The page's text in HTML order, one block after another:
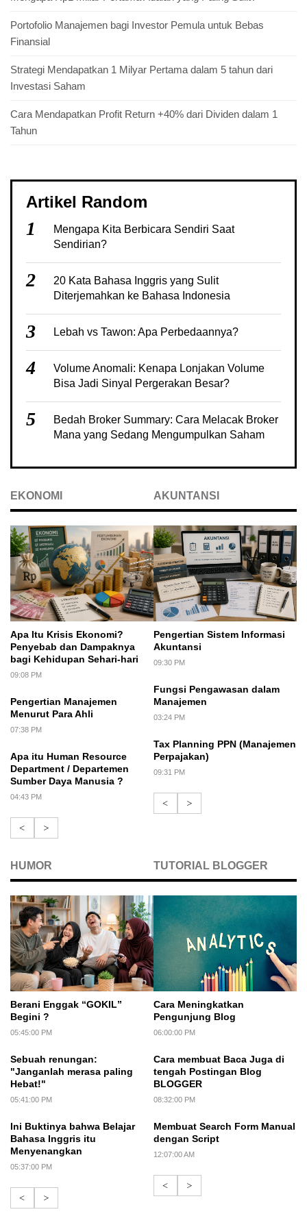
Portofolio Manajemen bagi Investor Pemula untuk Bebas
Finansial
Strategi Mendapatkan 1 Milyar Pertama dalam 5 tahun dari
Investasi Saham
Cara Mendapatkan Profit Return +40% dari Dividen dalam 1
Tahun
Artikel Random
1
Mengapa Kita Berbicara Sendiri Saat
Sendirian?
2
20 Kata Bahasa Inggris yang Sulit
Diterjemahkan ke Bahasa Indonesia
3 Lebah vs Tawon: Apa Perbedaannya?
4
Volume Anomali: Kenapa Lonjakan Volume
Bisa Jadi Sinyal Pergerakan Besar?
5
Bedah Broker Summary: Cara Melacak Broker
Mana yang Sedang Mengumpulkan Saham
EKONOMI
Apa Itu Krisis Ekonomi?
Penyebab dan Dampaknya
bagi Kehidupan Sehari-hari
09:08 PM
Pengertian Manajemen
Menurut Para Ahli
07:38 PM
Apa itu Human Resource
Department / Departemen
Sumber Daya Manusia ?
04:43 PM
< >
AKUNTANSI
Pengertian Sistem Informasi
Akuntansi
09:30 PM
Fungsi Pengawasan dalam
Manajemen
03:24 PM
Tax Planning PPN (Manajemen
Perpajakan)
09:31 PM
< >
HUMOR
Berani Enggak “GOKIL”
Begini ?
05:45:00 PM
Sebuah renungan:
"Janganlah merasa paling
Hebat!"
05:41:00 PM
Ini Buktinya bahwa Belajar
Bahasa Inggris itu
Menyenangkan
05:37:00 PM
< >
TUTORIAL BLOGGER
Cara Meningkatkan
Pengunjung Blog
06:00:00 PM
Cara membuat Baca Juga di
tengah Postingan Blog
BLOGGER
08:32:00 PM
Membuat Search Form Manual
dengan Script
12:07:00 AM
< >